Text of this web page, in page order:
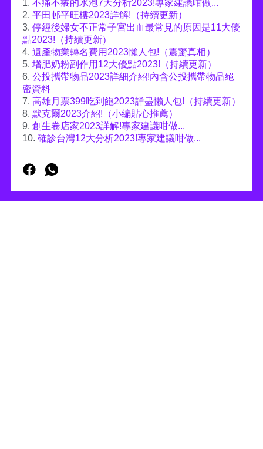
1. 不痛不癢的水泡7大分析2023!專家建議咁做...
2. 平田邨平旺樓2023詳解!（持續更新）
3. 停經後婦女不正常子宮出血最常見的原因是11大優
點2023!（持續更新）
4. 遺產物業轉名費用2023懶人包!（震驚真相）
5. 增肥奶粉副作用12大優點2023!（持續更新）
6. 公投攜帶物品2023詳細介紹!內含公投攜帶物品絕
密資料
7. 高雄月票399吃到飽2023詳盡懶人包!（持續更新）
8. 默克爾2023介紹!（小編貼心推薦）
9. 創生卷店家2023詳解!專家建議咁做...
10. 確診台灣12大分析2023!專家建議咁做...